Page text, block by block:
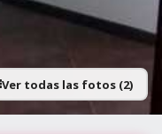
Ver todas las fotos (2)